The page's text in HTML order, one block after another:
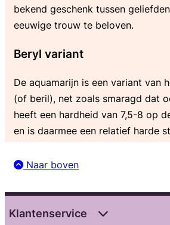
bekend geschenk tussen
eeuwige trouw te beloven.
Beryl variant
De aquamarijn is een variant van
(of beril), net zoals smaragd dat
heeft een hardheid van 7,5-8 op
en is daarmee een relatief harde
Naar boven
Klantenservice